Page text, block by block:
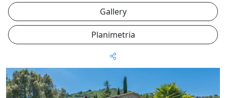
Gallery
Planimetria